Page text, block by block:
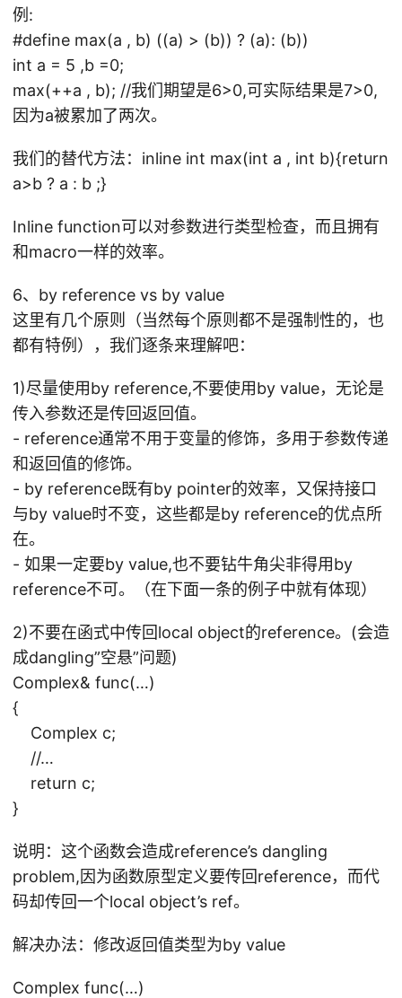
例:
#define max(a , b) ((a) > (b)) ? (a): (b))
int a = 5 ,b =0;
max(++a , b); //我们期望是6>0,可实际结果是7>0,
因为a被累加了两次。
我们的替代方法：inline int max(int a , int b){return
a>b ? a : b ;}
Inline function可以对参数进行类型检查，而且拥有
和macro一样的效率。
6、by reference vs by value
这里有几个原则（当然每个原则都不是强制性的，也
都有特例），我们逐条来理解吧：
1)尽量使用by reference,不要使用by value，无论是
传入参数还是传回返回值。
- reference通常不用于变量的修饰，多用于参数传递
和返回值的修饰。
- by reference既有by pointer的效率，又保持接口
与by value时不变，这些都是by reference的优点所
在。
- 如果一定要by value,也不要钻牛角尖非得用by
reference不可。（在下面一条的例子中就有体现）
2)不要在函式中传回local object的reference。(会造
成dangling”空悬”问题)
Complex& func(…)
{
Complex c;
//…
return c;
}
说明：这个函数会造成reference’s dangling
problem,因为函数原型定义要传回reference，而代
码却传回一个local object’s ref。
解决办法：修改返回值类型为by value
Complex func(…)